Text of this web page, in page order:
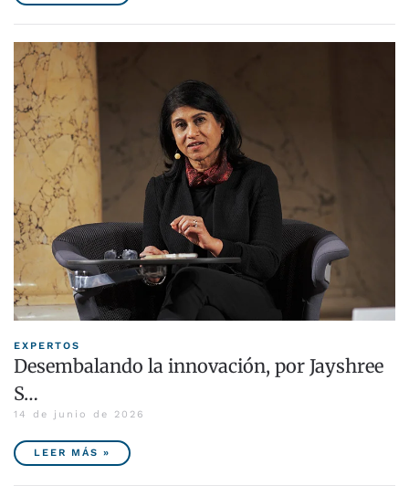
EXPERTOS
Desembalando la innovación, por Jayshree
S…
14 de junio de 2026
LEER MÁS »